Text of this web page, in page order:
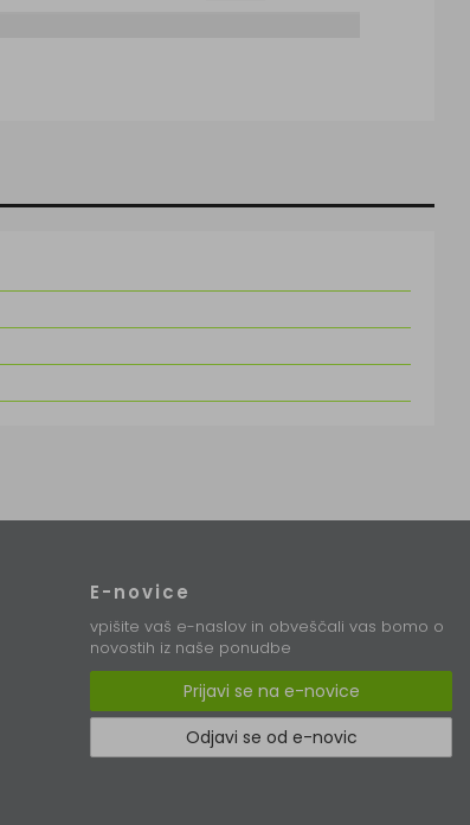
E-novice
vpišite vaš e-naslov in obveščali vas bomo o
novostih iz naše ponudbe
Prijavi se na e-novice
Odjavi se od e-novic